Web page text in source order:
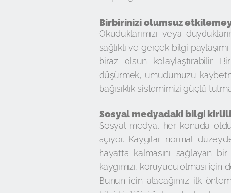
Birbirinizi olumsuz
Okuduklarımızı veya
sağlıklı ve gerçek bilgi
biraz olsun kolaylaştırabilir.
düşürmek, umudumuzu
bağışıklık sistemimizi güçlü
Sosyal medyadaki bilgi
Sosyal medya, her konuda
açıyor. Kaygılar normal
hayatta kalmasını sağlayan
kaygımızı, koruyucu olması
Bunun için alacağımız ilk